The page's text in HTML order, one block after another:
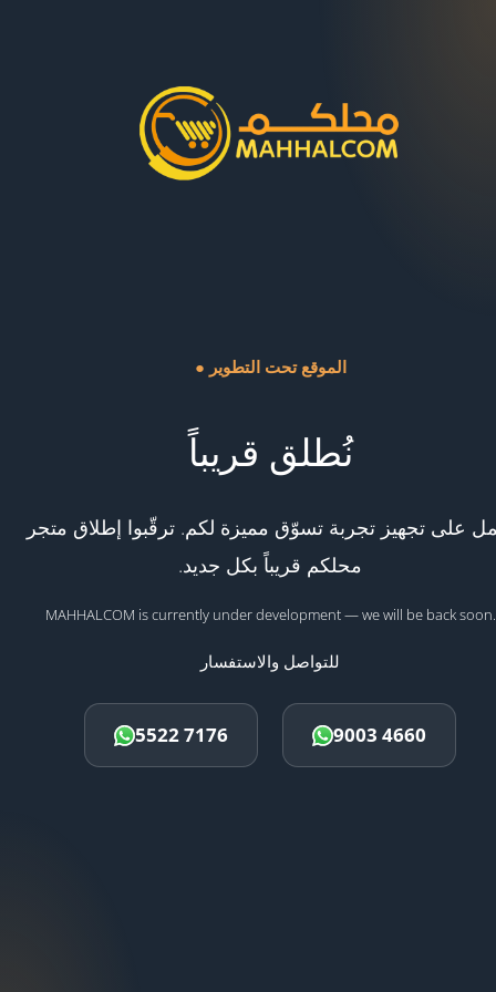
● الموقع تحت التطوير
نُطلق قريباً
على تجهيز تجربة تسوّق مميزة لكم. ترقّبوا إطلاق متجر
محلكم قريباً بكل جديد.
MAHHALCOM is currently under development — we will be back soon.
للتواصل والاستفسار
5522 7176 9003 4660